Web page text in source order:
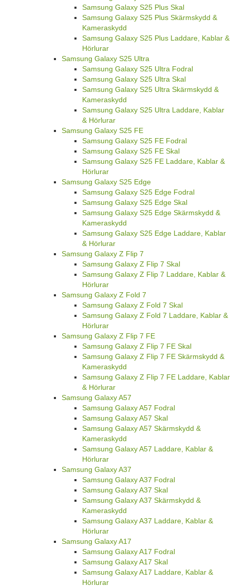
Samsung Galaxy S25 Plus Skal
Samsung Galaxy S25 Plus Skärmskydd &
Kameraskydd
Samsung Galaxy S25 Plus Laddare, Kablar &
Hörlurar
Samsung Galaxy S25 Ultra
Samsung Galaxy S25 Ultra Fodral
Samsung Galaxy S25 Ultra Skal
Samsung Galaxy S25 Ultra Skärmskydd &
Kameraskydd
Samsung Galaxy S25 Ultra Laddare, Kablar
& Hörlurar
Samsung Galaxy S25 FE
Samsung Galaxy S25 FE Fodral
Samsung Galaxy S25 FE Skal
Samsung Galaxy S25 FE Laddare, Kablar &
Hörlurar
Samsung Galaxy S25 Edge
Samsung Galaxy S25 Edge Fodral
Samsung Galaxy S25 Edge Skal
Samsung Galaxy S25 Edge Skärmskydd &
Kameraskydd
Samsung Galaxy S25 Edge Laddare, Kablar
& Hörlurar
Samsung Galaxy Z Flip 7
Samsung Galaxy Z Flip 7 Skal
Samsung Galaxy Z Flip 7 Laddare, Kablar &
Hörlurar
Samsung Galaxy Z Fold 7
Samsung Galaxy Z Fold 7 Skal
Samsung Galaxy Z Fold 7 Laddare, Kablar &
Hörlurar
Samsung Galaxy Z Flip 7 FE
Samsung Galaxy Z Flip 7 FE Skal
Samsung Galaxy Z Flip 7 FE Skärmskydd &
Kameraskydd
Samsung Galaxy Z Flip 7 FE Laddare, Kablar
& Hörlurar
Samsung Galaxy A57
Samsung Galaxy A57 Fodral
Samsung Galaxy A57 Skal
Samsung Galaxy A57 Skärmskydd &
Kameraskydd
Samsung Galaxy A57 Laddare, Kablar &
Hörlurar
Samsung Galaxy A37
Samsung Galaxy A37 Fodral
Samsung Galaxy A37 Skal
Samsung Galaxy A37 Skärmskydd &
Kameraskydd
Samsung Galaxy A37 Laddare, Kablar &
Hörlurar
Samsung Galaxy A17
Samsung Galaxy A17 Fodral
Samsung Galaxy A17 Skal
Samsung Galaxy A17 Laddare, Kablar &
Hörlurar